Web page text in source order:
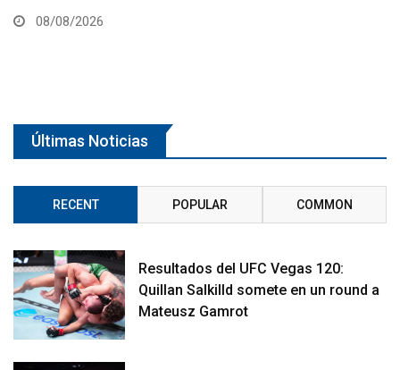
08/08/2026
Últimas Noticias
RECENT POPULAR COMMON
Resultados del UFC Vegas 120:
Quillan Salkilld somete en un round a
Mateusz Gamrot